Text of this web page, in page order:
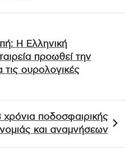
Η Ελληνική
προωθεί την
ουρολογικές
χρόνια ποδοσφαιρικής
και αναμνήσεων